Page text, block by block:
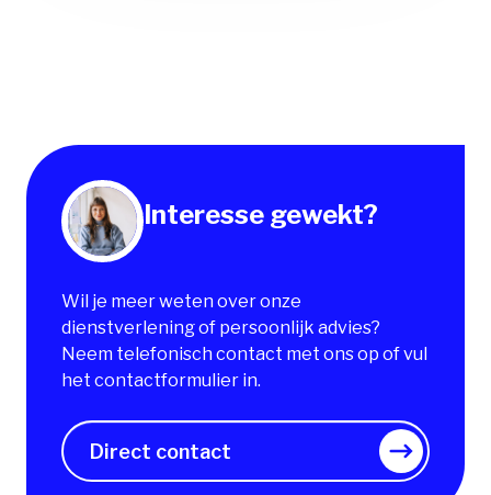
Interesse gewekt?
Wil je meer weten over onze
dienstverlening of persoonlijk advies?
Neem telefonisch contact met ons op of vul
het contactformulier in.
Direct contact